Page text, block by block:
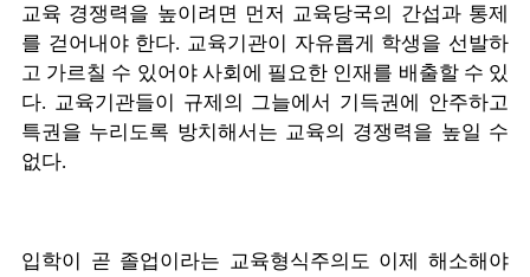
교육 경쟁력을 높이려면 먼저 교육당국의 간섭과 통제
를 걷어내야 한다. 교육기관이 자유롭게 학생을 선발하
고 가르칠 수 있어야 사회에 필요한 인재를 배출할 수 있
다. 교육기관들이 규제의 그늘에서 기득권에 안주하고
특권을 누리도록 방치해서는 교육의 경쟁력을 높일 수
없다.
입학이 곧 졸업이라는 교육형식주의도 이제 해소해야